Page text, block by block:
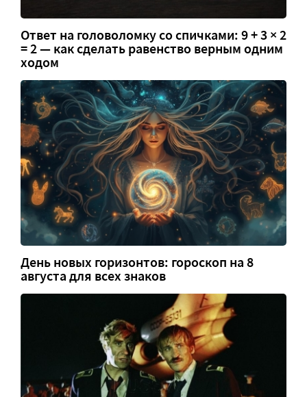
Ответ на головоломку со спичками: 9 + 3 × 2
= 2 — как сделать равенство верным одним
ходом
День новых горизонтов: гороскоп на 8
августа для всех знаков